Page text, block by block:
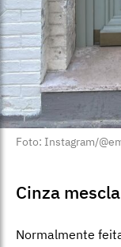
Foto: Instagram/
Cinza mescla
Normalmente